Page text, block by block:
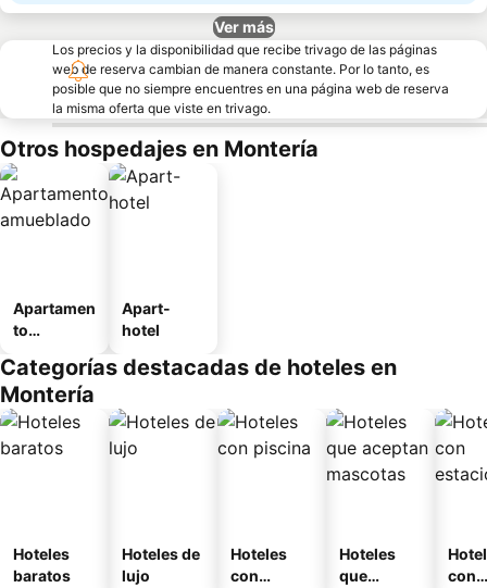
Ver más
Los precios y la disponibilidad que recibe trivago de las páginas
web de reserva cambian de manera constante. Por lo tanto, es
posible que no siempre encuentres en una página web de reserva
la misma oferta que viste en trivago.
Otros hospedajes en Montería
Apartamen
to
o
Apart-
hotel
Categorías destacadas de hoteles en
Montería
Hoteles
baratos
Hoteles de
lujo
Hoteles
con
Hoteles
que
con